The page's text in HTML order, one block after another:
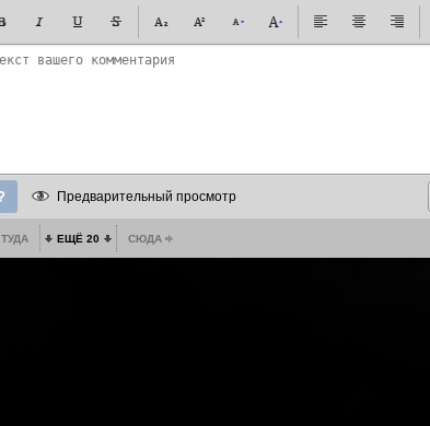
Предварительный просмотр
ТУДА ЕЩЁ 20 СЮДА